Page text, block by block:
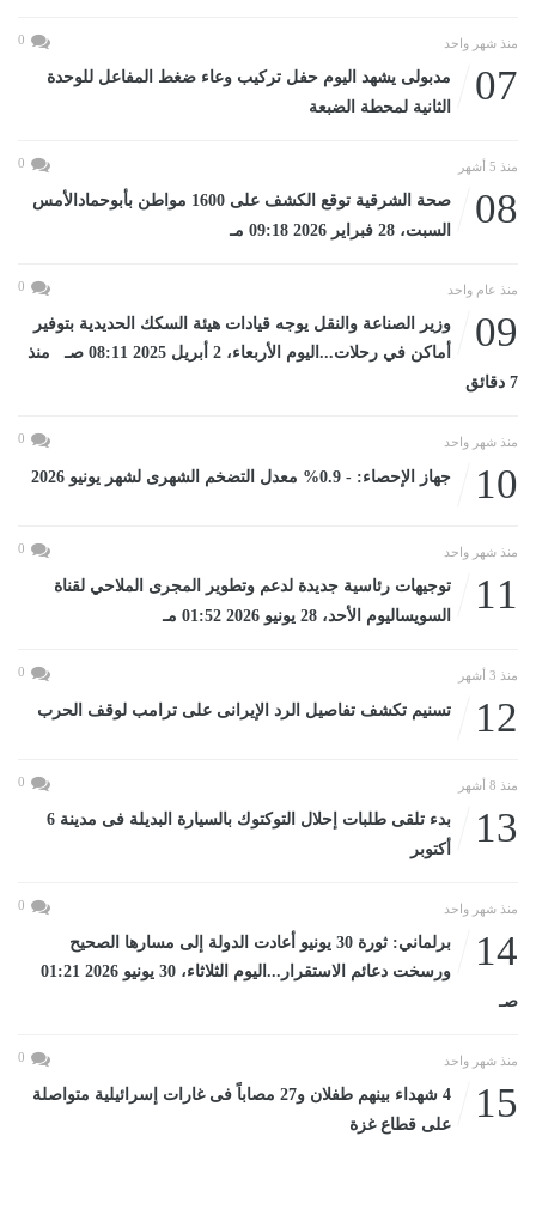
منذ شهر واحد 0
07
مدبولى يشهد اليوم حفل تركيب وعاء ضغط المفاعل للوحدة
الثانية لمحطة الضبعة
منذ 5 أشهر 0
08
صحة الشرقية توقع الكشف على 1600 مواطن بأبوحمادالأمس
السبت، 28 فبراير 2026 09:18 مـ
منذ عام واحد 0
09
وزير الصناعة والنقل يوجه قيادات هيئة السكك الحديدية بتوفير
أماكن في رحلات...اليوم الأربعاء، 2 أبريل 2025 08:11 صـ منذ
7 دقائق
منذ شهر واحد 0
10 جهاز الإحصاء: - 0.9% معدل التضخم الشهرى لشهر يونيو 2026
منذ شهر واحد 0
11
توجيهات رئاسية جديدة لدعم وتطوير المجرى الملاحي لقناة
السويساليوم الأحد، 28 يونيو 2026 01:52 مـ
منذ 3 أشهر 0
12 تسنيم تكشف تفاصيل الرد الإيرانى على ترامب لوقف الحرب
منذ 8 أشهر 0
13
بدء تلقى طلبات إحلال التوكتوك بالسيارة البديلة فى مدينة 6
أكتوبر
منذ شهر واحد 0
14
برلماني: ثورة 30 يونيو أعادت الدولة إلى مسارها الصحيح
ورسخت دعائم الاستقرار...اليوم الثلاثاء، 30 يونيو 2026 01:21
صـ
منذ شهر واحد 0
15
4 شهداء بينهم طفلان و27 مصاباً فى غارات إسرائيلية متواصلة
على قطاع غزة